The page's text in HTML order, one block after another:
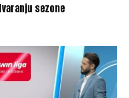
sezone